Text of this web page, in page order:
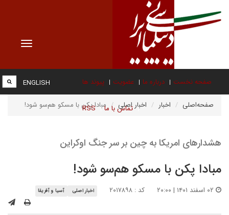
Toggle
صفحه نخست درباره ما عضویت پیوند ها
تماس با ما RSS
ENGLISH
صفحه‌اصلی اخبار اخبار اصلی مبادا پکن با مسکو هم‌سو شود!
هشدارهای امریکا به چین بر سر جنگ اوکراین
مبادا پکن با مسکو هم‌سو شود!
کد : ۲۰۱۷۸۹۸ اخبار اصلی آسیا و آفریقا